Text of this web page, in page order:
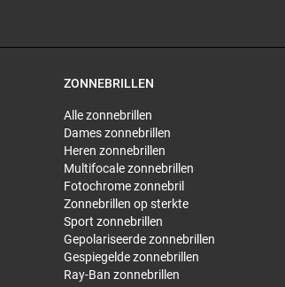
ZONNEBRILLEN
Alle zonnebrillen
Dames zonnebrillen
Heren zonnebrillen
Multifocale zonnebrillen
Fotochrome zonnebril
Zonnebrillen op sterkte
Sport zonnebrillen
Gepolariseerde zonnebrillen
Gespiegelde zonnebrillen
Ray-Ban zonnebrillen